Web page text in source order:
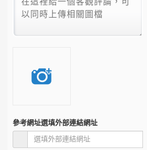
參考網址選填外部連結網址